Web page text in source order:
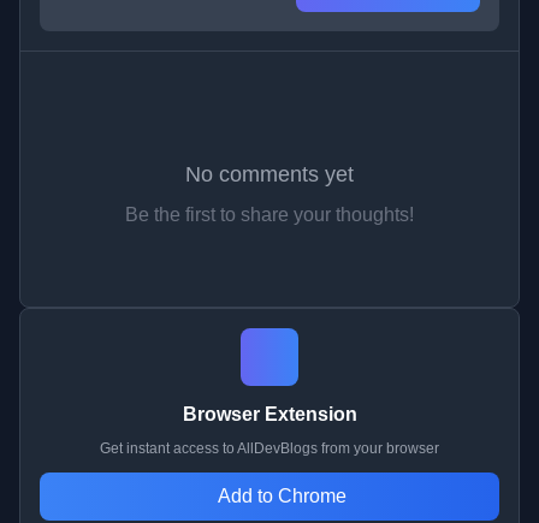
No comments yet
Be the first to share your thoughts!
Browser Extension
Get instant access to AllDevBlogs from your browser
Add to Chrome